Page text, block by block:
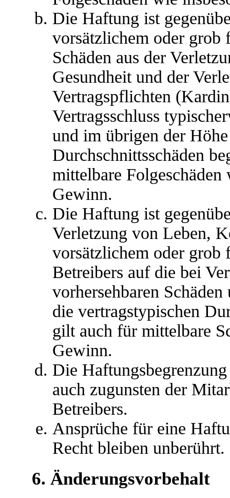
Die Haftung ist
vorsätzlichem oder grob
Schäden aus der
Gesundheit und der
Vertragspflichten
Vertragsschluss
und im übrigen der
Durchschnittsschäden
mittelbare Folgeschäden
Gewinn.
Die Haftung ist
Verletzung von Leben,
vorsätzlichem oder grob
Betreibers auf die bei
vorhersehbaren
die vertragstypischen
gilt auch für mittelbare
Gewinn.
Die
auch zugunsten der
Betreibers.
Ansprüche für eine
Recht bleiben unberührt.
6. Änderungsvorbehalt